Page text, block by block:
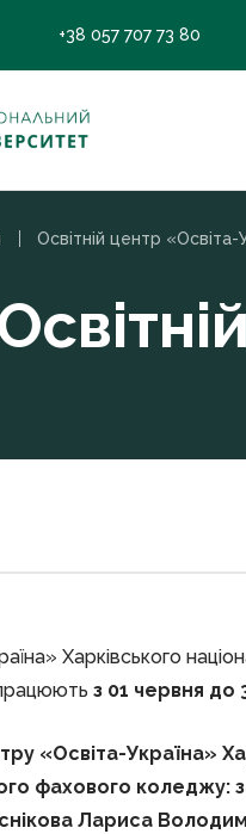
+38 057 707 73 80
Освітній центр «Освіта-
Харківського
з 01 червня до
«Освіта-Україна»
фахового коледжу:
Лариса